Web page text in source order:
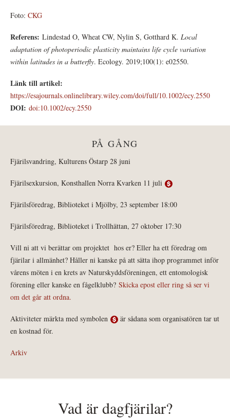
Foto: CKG
Referens: Lindestad O, Wheat CW, Nylin S, Gotthard K. Local
adaptation of photoperiodic plasticity maintains life cycle variation
within latitudes in a butterfly. Ecology. 2019;100(1): e02550.
Länk till artikel:
https://esajournals.onlinelibrary.wiley.com/doi/full/10.1002/ecy.2550
DOI: doi:10.1002/ecy.2550
PÅ GÅNG
Fjärilsvandring, Kulturens Östarp 28 juni
Fjärilsexkursion, Konsthallen Norra Kvarken 11 juli
Fjärilsföredrag, Biblioteket i Mjölby, 23 september 18:00
Fjärilsföredrag, Biblioteket i Trollhättan, 27 oktober 17:30
Vill ni att vi berättar om projektet hos er? Eller ha ett föredrag om
fjärilar i allmänhet? Håller ni kanske på att sätta ihop programmet inför
vårens möten i en krets av Naturskyddsföreningen, ett entomologisk
förening eller kanske en fågelklubb? Skicka epost eller ring så ser vi
om det går att ordna.
Aktiviteter märkta med symbolen
är sådana som organisatören tar ut
en kostnad för.
Arkiv
Vad är dagfjärilar?